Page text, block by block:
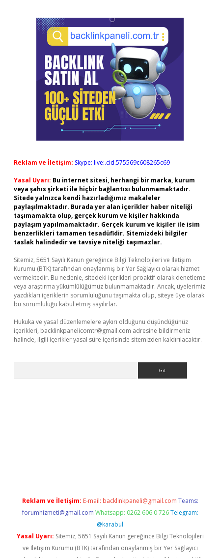
Reklam ve İletişim: Skype: live:.cid.575569c608265c69
Yasal Uyarı: Bu internet sitesi, herhangi bir marka, kurum
veya şahıs şirketi ile hiçbir bağlantısı bulunmamaktadır.
Sitede yalnızca kendi hazırladığımız makaleler
paylaşılmaktadır. Burada yer alan içerikler haber niteliği
taşımamakta olup, gerçek kurum ve kişiler hakkında
paylaşım yapılmamaktadır. Gerçek kurum ve kişiler ile isim
benzerlikleri tamamen tesadüfidir. Sitemizdeki bilgiler
taslak halindedir ve tavsiye niteliği taşımazlar.
Sitemiz, 5651 Sayılı Kanun gereğince Bilgi Teknolojileri ve İletişim
Kurumu (BTK) tarafından onaylanmış bir Yer Sağlayıcı olarak hizmet
vermektedir. Bu nedenle, sitedeki içerikleri proaktif olarak denetleme
veya araştırma yükümlülüğümüz bulunmamaktadır. Ancak, üyelerimiz
yazdıkları içeriklerin sorumluluğunu taşımakta olup, siteye üye olarak
bu sorumluluğu kabul etmiş sayılırlar.
Hukuka ve yasal düzenlemelere aykırı olduğunu düşündüğünüz
içerikleri, backlinkpanelicomtr@gmail.com adresine bildirmeniz
halinde, ilgili içerikler yasal süre içerisinde sitemizden kaldırılacaktır.
Reklam ve İletişim: E-mail: backlinkpaneli@gmail.com Teams:
forumhizmeti@gmail.com Whatsapp: 0262 606 0 726 Telegram:
@karabul
Yasal Uyarı: Sitemiz, 5651 Sayılı Kanun gereğince Bilgi Teknolojileri
ve İletişim Kurumu (BTK) tarafından onaylanmış bir Yer Sağlayıcı